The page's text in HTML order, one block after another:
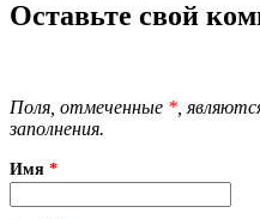
Оставьте свой
Поля, отмеченные * ,
заполнения.
Имя *